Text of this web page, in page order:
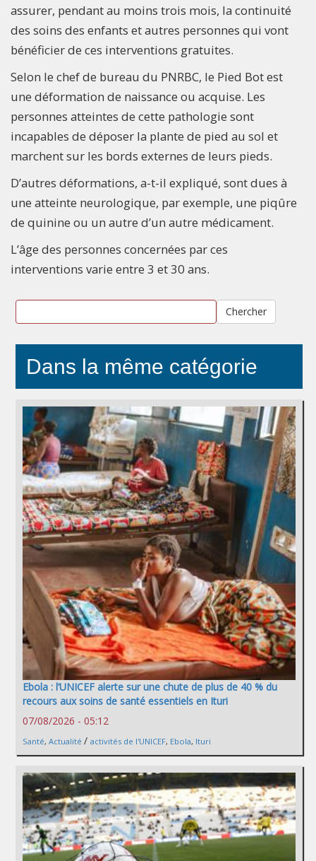
assurer, pendant au moins trois mois, la continuité
des soins des enfants et autres personnes qui vont
bénéficier de ces interventions gratuites.
Selon le chef de bureau du PNRBC, le Pied Bot est
une déformation de naissance ou acquise. Les
personnes atteintes de cette pathologie sont
incapables de déposer la plante de pied au sol et
marchent sur les bords externes de leurs pieds.
D’autres déformations, a-t-il expliqué, sont dues à
une atteinte neurologique, par exemple, une piqûre
de quinine ou un autre d’un autre médicament.
L’âge des personnes concernées par ces
interventions varie entre 3 et 30 ans.
Chercher
Dans la même catégorie
Ebola : l’UNICEF alerte sur une chute de plus de 40 % du
recours aux soins de santé essentiels en Ituri
07/08/2026 - 05:12
Santé, Actualité / activités de l'UNICEF, Ebola, Ituri